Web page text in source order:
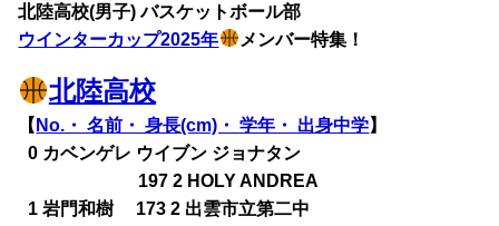
北陸高校(男子) バスケットボール部
ウインターカップ2025年
メンバー特集！
北陸高校
【 No.・ 名前・ 身長(cm)・ 学年・ 出身中学】
00 カベンゲレ ウイブン ジョナタン
197 2 HOLY ANDREA
1 岩門和樹 173 2 出雲市立第二中